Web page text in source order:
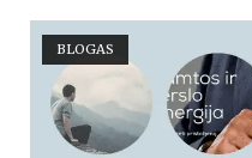
BLOGAS
Open post